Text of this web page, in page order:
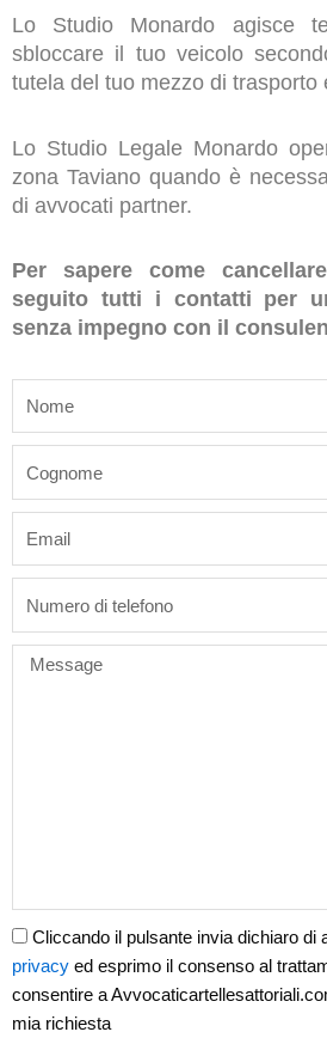
Lo Studio Monardo agisce
sbloccare il tuo veicolo
tutela del tuo mezzo di trasporto
Lo Studio Legale Monardo
zona Taviano quando è
di avvocati partner.
Per sapere come
seguito tutti i contatti per
senza impegno con il
Message
Cliccando il pulsante invia dichiaro di
privacy ed esprimo il consenso al
consentire a
mia richiesta